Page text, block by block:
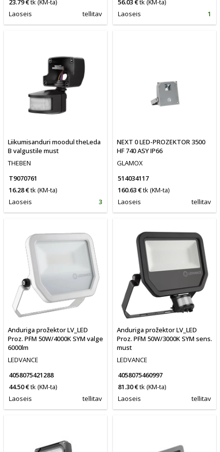
23.79 €tk(KM-ta)
Laoseis
tellitav
56.03 €tk(KM-ta)
Laoseis
1
Liikumisanduri moodul theLeda
B valgustile must
THEBEN
T9070761
16.28 €tk(KM-ta)
Laoseis
3
NEXT 0 LED-PROZEKTOR 3500
HF 740 ASY IP66
GLAMOX
514034117
160.63 €tk(KM-ta)
Laoseis
tellitav
Anduriga prožektor LV_LED
Proz. PFM 50W/4000K SYM valge
6000lm
LEDVANCE
4058075421288
44.50 €tk(KM-ta)
Laoseis
tellitav
Anduriga prožektor LV_LED
Proz. PFM 50W/3000K SYM sens.
must
LEDVANCE
4058075460997
81.30 €tk(KM-ta)
Laoseis
tellitav